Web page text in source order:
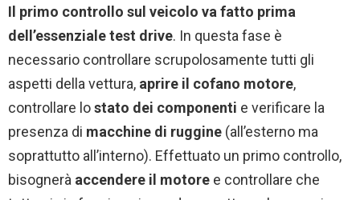
Il primo controllo sul veicolo va fatto prima
dell’essenziale test drive. In questa fase è
necessario controllare scrupolosamente tutti gli
aspetti della vettura, aprire il cofano motore,
controllare lostato dei componenti e verificare la
presenza di macchine di ruggine (all’esterno ma
soprattutto all’interno). Effettuato un primo controllo,
bisognerà accendere il motore e controllare che